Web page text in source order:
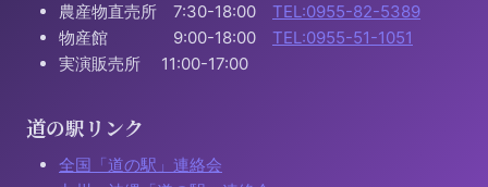
農産物直売所 7:30-18:00 TEL:0955-82-5389
物産館 9:00-18:00 TEL:0955-51-1051
実演販売所 11:00-17:00
道の駅リンク
全国「道の駅」連絡会